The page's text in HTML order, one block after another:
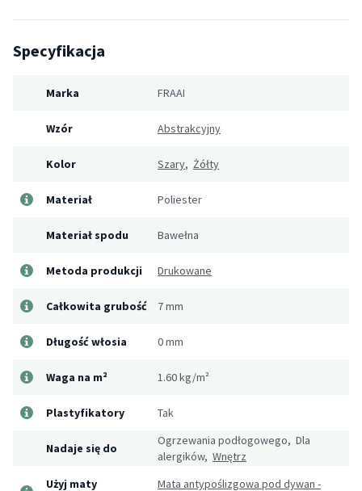
Specyfikacja
Marka FRAAI
Wzór Abstrakcyjny
Kolor Szary, Żółty
Materiał Poliester
Materiał spodu Bawełna
Metoda produkcji Drukowane
Całkowita grubość 7 mm
Długość włosia 0 mm
Waga na m² 1.60 kg/m²
Plastyfikatory Tak
Nadaje się do
Ogrzewania podłogowego, Dla
alergików, Wnętrz
Użyj maty
Mata antypoślizgowa pod dywan -